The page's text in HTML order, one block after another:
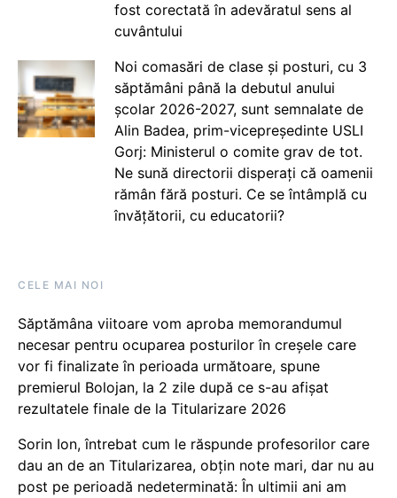
fost corectată în adevăratul sens al
cuvântului
Noi comasări de clase și posturi, cu 3
săptămâni până la debutul anului
școlar 2026-2027, sunt semnalate de
Alin Badea, prim-vicepreședinte USLI
Gorj: Ministerul o comite grav de tot.
Ne sună directorii disperați că oamenii
rămân fără posturi. Ce se întâmplă cu
învățătorii, cu educatorii?
CELE MAI NOI
Săptămâna viitoare vom aproba memorandumul
necesar pentru ocuparea posturilor în creșele care
vor fi finalizate în perioada următoare, spune
premierul Bolojan, la 2 zile după ce s-au afișat
rezultatele finale de la Titularizare 2026
Sorin Ion, întrebat cum le răspunde profesorilor care
dau an de an Titularizarea, obțin note mari, dar nu au
post pe perioadă nedeterminată: În ultimii ani am